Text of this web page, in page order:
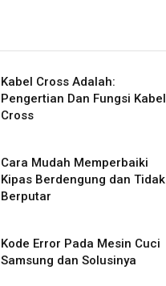
Kabel Cross Adalah:
Pengertian Dan Fungsi Kabel
Cross
Cara Mudah Memperbaiki
Kipas Berdengung dan Tidak
Berputar
Kode Error Pada Mesin Cuci
Samsung dan Solusinya